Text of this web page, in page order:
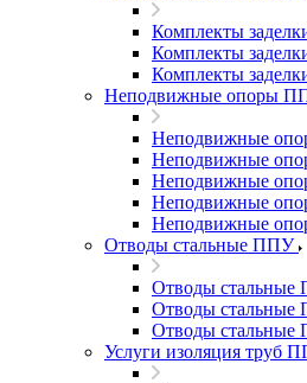
Комплекты
Комплекты
Комплекты
Неподвижные опоры
Неподвижные
Неподвижные
Неподвижные
Неподвижные
Неподвижные
Отводы стальные ППУ
Отводы
Отводы
Отводы
Услуги изоляция труб